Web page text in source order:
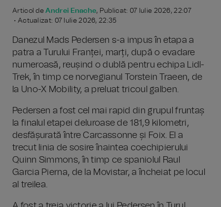
Articol deAndrei Enache, Publicat: 07 Iulie 2026, 22:07
• Actualizat: 07 Iulie 2026, 22:35
Danezul Mads Pedersen s-a impus în etapa a
patra a Turului Franței, marți, după o evadare
numeroasă, reușind o dublă pentru echipa Lidl-
Trek, în timp ce norvegianul Torstein Traeen, de
la Uno-X Mobility, a preluat tricoul galben.
Pedersen a fost cel mai rapid din grupul fruntaș
la finalul etapei deluroase de 181,9 kilometri,
desfășurată între Carcassonne și Foix. El a
trecut linia de sosire înaintea coechipierului
Quinn Simmons, în timp ce spaniolul Raul
Garcia Pierna, de la Movistar, a încheiat pe locul
al treilea.